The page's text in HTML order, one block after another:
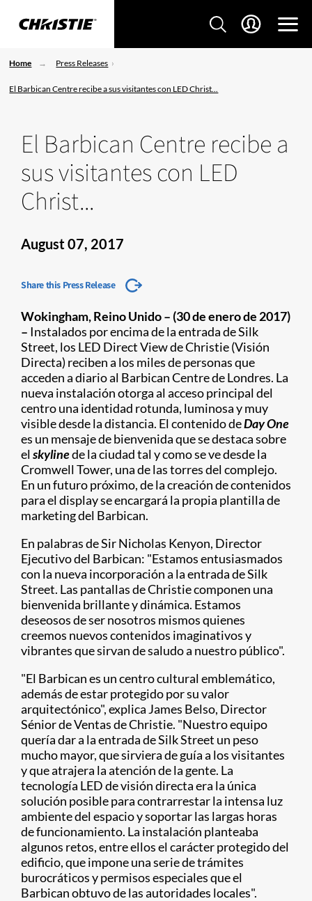
Home Press Releases
El Barbican Centre recibe a sus visitantes con LED Christ...
El Barbican Centre recibe a
sus visitantes con LED
Christ...
August 07, 2017
Share this Press Release
Wokingham, Reino Unido – (30 de enero de 2017)
– Instalados por encima de la entrada de Silk
Street, los LED Direct View de Christie (Visión
Directa) reciben a los miles de personas que
acceden a diario al Barbican Centre de Londres. La
nueva instalación otorga al acceso principal del
centro una identidad rotunda, luminosa y muy
visible desde la distancia. El contenido deDay One
es un mensaje de bienvenida que se destaca sobre
elskylinede la ciudad tal y como se ve desde la
Cromwell Tower, una de las torres del complejo.
En un futuro próximo, de la creación de contenidos
para el display se encargará la propia plantilla de
marketing del Barbican.
En palabras de Sir Nicholas Kenyon, Director
Ejecutivo del Barbican: "Estamos entusiasmados
con la nueva incorporación a la entrada de Silk
Street. Las pantallas de Christie componen una
bienvenida brillante y dinámica. Estamos
deseosos de ser nosotros mismos quienes
creemos nuevos contenidos imaginativos y
vibrantes que sirvan de saludo a nuestro público".
"El Barbican es un centro cultural emblemático,
además de estar protegido por su valor
arquitectónico", explica James Belso, Director
Sénior de Ventas de Christie. "Nuestro equipo
quería dar a la entrada de Silk Street un peso
mucho mayor, que sirviera de guía a los visitantes
y que atrajera la atención de la gente. La
tecnología LED de visión directa era la única
solución posible para contrarrestar la intensa luz
ambiente del espacio y soportar las largas horas
de funcionamiento. La instalación planteaba
algunos retos, entre ellos el carácter protegido del
edificio, que impone una serie de trámites
burocráticos y permisos especiales que el
Barbican obtuvo de las autoridades locales".